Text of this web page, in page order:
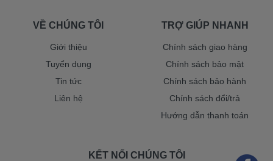
VỀ CHÚNG TÔI
Giới thiệu
Tuyển dụng
Tin tức
Liên hệ
TRỢ GIÚP NHANH
Chính sách giao hàng
Chính sách bảo mật
Chính sách bảo hành
Chính sách đổi/trả
Hướng dẫn thanh toán
KẾT NỐI CHÚNG TÔI